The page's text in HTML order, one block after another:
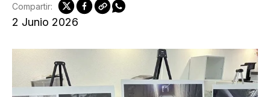
2 Junio 2026
Compartir: